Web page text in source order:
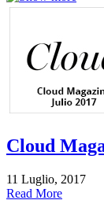
Cloud
11 Luglio, 2017
Read More